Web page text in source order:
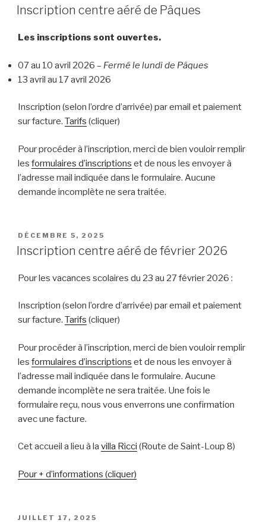
LE
Inscription centre aéré de Pâques
Les inscriptions sont ouvertes.
07 au 10 avril 2026 – Fermé le lundi de Pâques
13 avril au 17 avril 2026
Inscription (selon l’ordre d’arrivée) par email et paiement
sur facture. Tarifs (cliquer)
Pour procéder à l’inscription, merci de bien vouloir remplir
les formulaires d’inscriptions et de nous les envoyer à
l’adresse mail indiquée dans le formulaire. Aucune
demande incomplète ne sera traitée.
PUBLIÉ
LE
DÉCEMBRE 5, 2025
Inscription centre aéré de février 2026
Pour les vacances scolaires du 23 au 27 février 2026 :
Inscription (selon l’ordre d’arrivée) par email et paiement
sur facture. Tarifs (cliquer)
Pour procéder à l’inscription, merci de bien vouloir remplir
les formulaires d’inscriptions et de nous les envoyer à
l’adresse mail indiquée dans le formulaire. Aucune
demande incomplète ne sera traitée. Une fois le
formulaire reçu, nous vous enverrons une confirmation
avec une facture.
Cet accueil a lieu à la villa Ricci (Route de Saint-Loup 8)
Pour + d’informations (cliquer)
PUBLIÉ
JUILLET 17, 2025